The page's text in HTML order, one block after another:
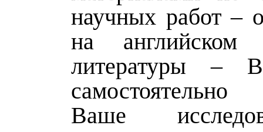
научных работ –
на английском
литературы –
Ваше